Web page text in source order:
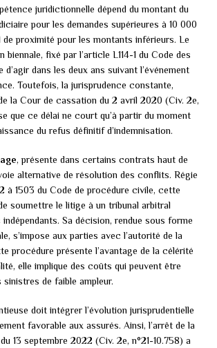
juridictionnelle dépend du montant du
pour les demandes supérieures à 10 000
de proximité pour les montants inférieurs. Le
biennale, fixé par l’article L114-1 du Code des
d’agir dans les deux ans suivant l’événement
Toutefois, la jurisprudence constante,
la Cour de cassation du 2 avril 2020 (Civ. 2e,
que ce délai ne court qu’à partir du moment
du refus définitif d’indemnisation.
, présente dans certains contrats haut de
alternative de résolution des conflits. Régie
à 1503 du Code de procédure civile, cette
soumettre le litige à un tribunal arbitral
Sa décision, rendue sous forme
s’impose aux parties avec l’autorité de la
procédure présente l’avantage de la célérité
elle implique des coûts qui peuvent être
de faible ampleur.
doit intégrer l’évolution jurisprudentielle
favorable aux assurés. Ainsi, l’arrêt de la
13 septembre 2022 (Civ. 2e, n°21-10.758) a